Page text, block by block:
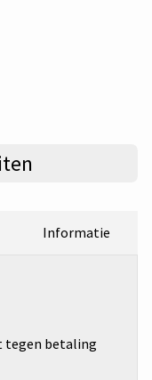
Informatie
tegen betaling